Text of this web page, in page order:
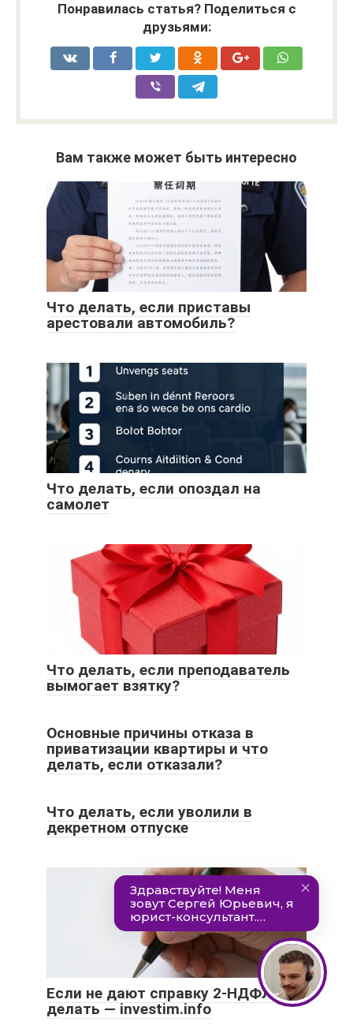
Понравилась статья? Поделиться с
друзьями:
Вам также может быть интересно
Что делать, если приставы
арестовали автомобиль?
Что делать, если опоздал на
самолет
Что делать, если преподаватель
вымогает взятку?
Основные причины отказа в
приватизации квартиры и что
делать, если отказали?
Что делать, если уволили в
декретном отпуске
Если не дают справку 2-НДФЛ: что
делать — investim.info